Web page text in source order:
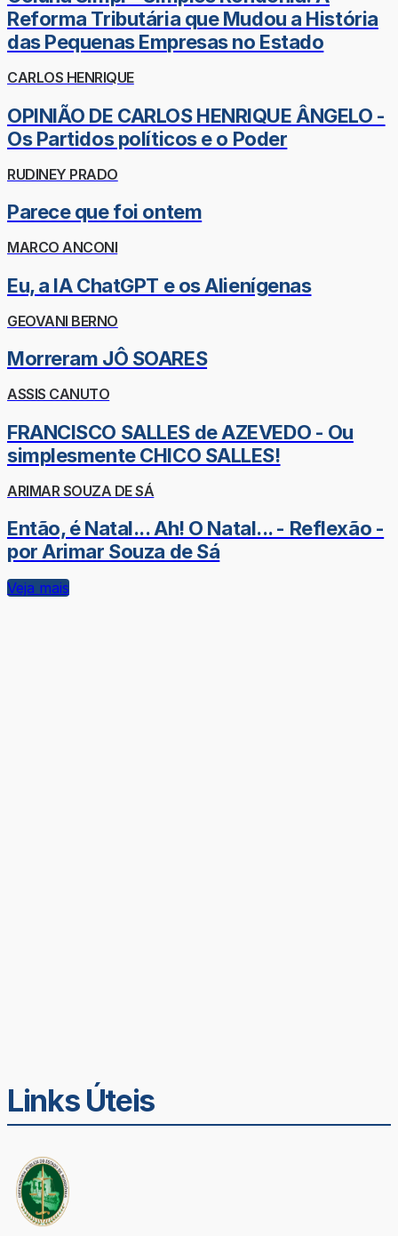
Reforma Tributária que Mudou a História
das Pequenas Empresas no Estado
CARLOS HENRIQUE
OPINIÃO DE CARLOS HENRIQUE ÂNGELO -
Os Partidos políticos e o Poder
RUDINEY PRADO
Parece que foi ontem
MARCO ANCONI
Eu, a IA ChatGPT e os Alienígenas
GEOVANI BERNO
Morreram JÔ SOARES
ASSIS CANUTO
FRANCISCO SALLES de AZEVEDO - Ou
simplesmente CHICO SALLES!
ARIMAR SOUZA DE SÁ
Então, é Natal... Ah! O Natal... - Reflexão -
por Arimar Souza de Sá
Veja mais
Links Úteis